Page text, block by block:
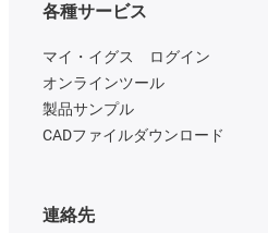
各種サービス
マイ・イグス ログイン
オンラインツール
製品サンプル
CADファイルダウンロード
連絡先